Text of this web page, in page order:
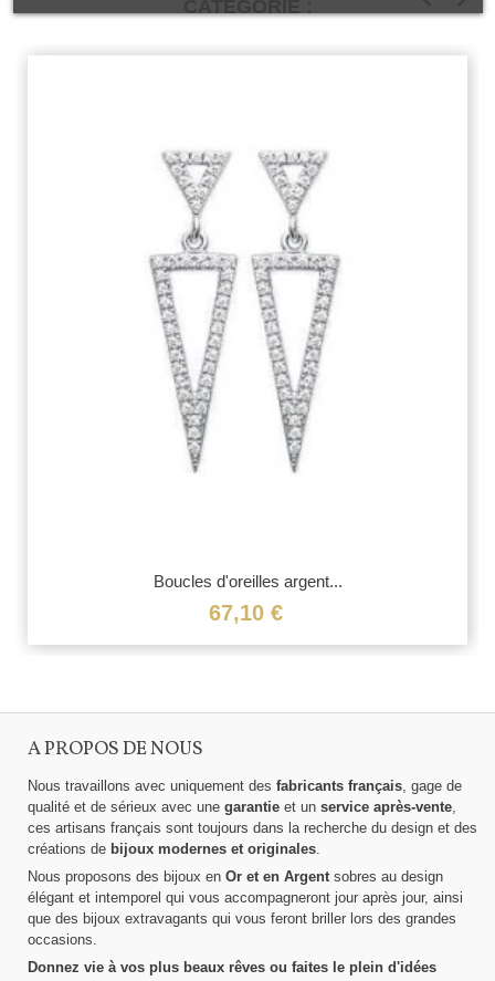
Boucles d'oreilles argent...
67,10 €
A PROPOS DE NOUS
Nous travaillons avec uniquement des fabricants français, gage de
qualité et de sérieux avec une garantie et un service après-vente,
ces artisans français sont toujours dans la recherche du design et des
créations de bijoux modernes et originales.
Nous proposons des bijoux en Or et en Argentsobres au design
élégant et intemporel qui vous accompagneront jour après jour, ainsi
que des bijoux extravagants qui vous feront briller lors des grandes
occasions.
Donnez vie à vos plus beaux rêves ou faites le plein d'idées